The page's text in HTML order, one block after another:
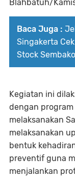
Blahbatuh/
Baca Juga :
Singakerta
Stock Sembako
Kegiatan ini
dengan program
melaksanakan
melaksanakan
bentuk
preventif guna
menjalankan